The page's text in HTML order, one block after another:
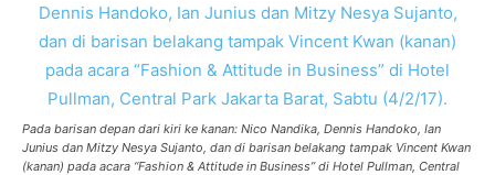
Pada barisan depan dari kiri ke kanan: Nico Nandika, Dennis Handoko, Ian
Junius dan Mitzy Nesya Sujanto, dan di barisan belakang tampak Vincent Kwan
(kanan) pada acara “Fashion & Attitude in Business” di Hotel Pullman, Central